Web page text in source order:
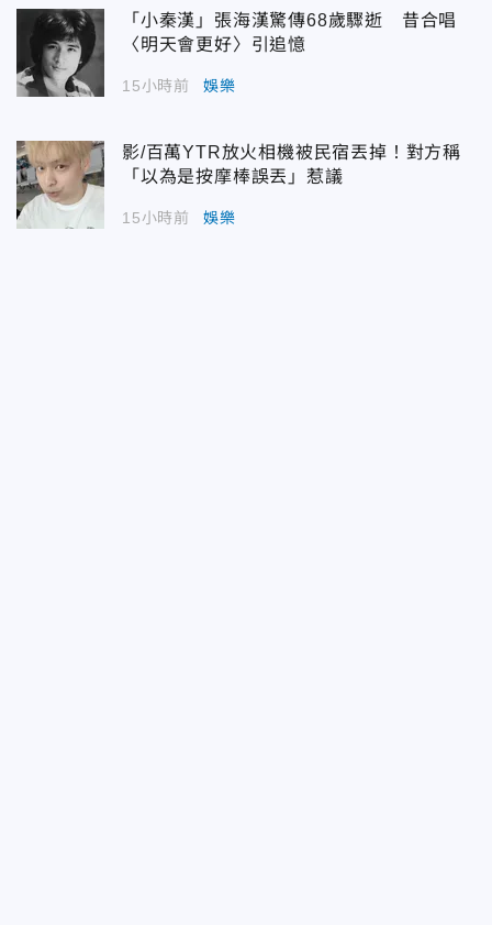
「小秦漢」張海漢驚傳68歲驟逝 昔合唱
〈明天會更好〉引追憶
15小時前 娛樂
影/百萬YTR放火相機被民宿丟掉！對方稱
「以為是按摩棒誤丟」惹議
15小時前 娛樂